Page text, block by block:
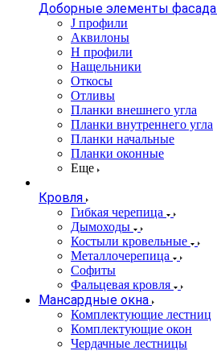
Доборные элементы фасада
J профили
Аквилоны
Н профили
Нащельники
Откосы
Отливы
Планки внешнего угла
Планки внутреннего угла
Планки начальные
Планки оконные
Еще
Кровля
Гибкая черепица
Дымоходы
Костыли кровельные
Металлочерепица
Софиты
Фальцевая кровля
Мансардные окна
Комплектующие лестниц
Комплектующие окон
Чердачные лестницы